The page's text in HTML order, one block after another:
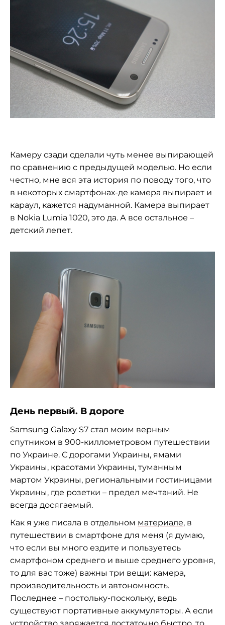
Камеру сзади сделали чуть менее выпирающей
по сравнению с предыдущей моделью. Но если
честно, мне вся эта история по поводу того, что
в некоторых смартфонах-де камера выпирает и
караул, кажется надуманной. Камера выпирает
в Nokia Lumia 1020, это да. А все остальное –
детский лепет.
День первый. В дороге
Samsung Galaxy S7 стал моим верным
спутником в 900-киллометровом путешествии
по Украине. С дорогами Украины, ямами
Украины, красотами Украины, туманным
мартом Украины, региональными гостиницами
Украины, где розетки – предел мечтаний. Не
всегда досягаемый.
Как я уже писала в отдельном материале, в
путешествии в смартфоне для меня (я думаю,
что если вы много ездите и пользуетесь
смартфоном среднего и выше среднего уровня,
то для вас тоже) важны три вещи: камера,
производительность и автономность.
Последнее – постольку-поскольку, ведь
существуют портативные аккумуляторы. А если